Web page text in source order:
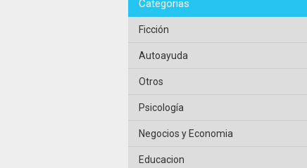
Categorias
Ficción
Autoayuda
Otros
Psicología
Negocios y Economia
Educacion